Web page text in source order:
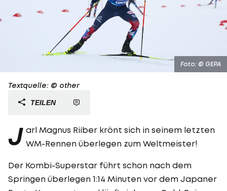
Foto: © GEPA
Textquelle: © other
TEILEN
J arl Magnus Riiber krönt sich in seinem letzten
WM-Rennen überlegen zum Weltmeister!
Der Kombi-Superstar führt schon nach dem
Springen überlegen 1:14 Minuten vor dem Japaner